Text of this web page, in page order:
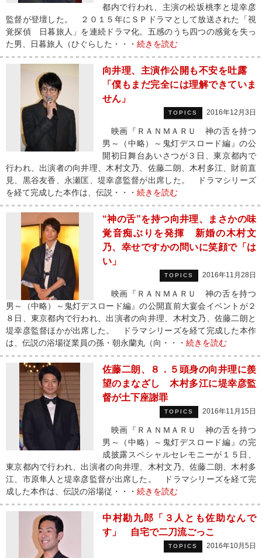
都内で行われ、主演の松坂桃李と堤幸彦
監督が登壇した。 ２０１５年にＳＰドラマとして放送された「視
覚探偵 日暮旅人」を連続ドラマ化。五感のうち四つの感覚を失っ
た男、日暮旅人（ひぐらした・・・ 続きを読む
向井理、主演作公開も不安を吐露
「僕もまだ完全には理解できていま
せん」
TOPICS 2016年12月3日
映画『ＲＡＮＭＡＲＵ 神の舌を持つ
男～（中略）～鬼灯デスロード編』の公
開初日舞台あいさつが３日、東京都内で
行われ、出演者の向井理、木村文乃、佐藤二朗、木村多江、財前直
見、黒谷友香、永瀬匡、堤幸彦監督が出席した。 ドラマシリーズ
を経て完成した本作は、伝説・・・ 続きを読む
“神の舌”を持つ向井理、まさかの味
覚音痴ぶりを発揮 新婚の木村文
乃、幸せですかの問いに笑顔で「は
い」
TOPICS 2016年11月28日
映画『ＲＡＮＭＡＲＵ 神の舌を持つ
男～（中略）～鬼灯デスロード編』の公開直前大宴会イベントが２
８日、東京都内で行われ、出演者の向井理、木村文乃、佐藤二朗と
堤幸彦監督ほかが出席した。 ドラマシリーズを経て完成した本作
は、伝説の浴場従業員の孫・朝永蘭丸（向・・・ 続きを読む
佐藤二朗、８．５頭身の向井理に羨
望のまなざし 木村多江に堤幸彦監
督が土下座謝罪
TOPICS 2016年11月15日
映画『ＲＡＮＭＡＲＵ 神の舌を持つ
男～（中略）～鬼灯デスロード編』の完
成披露スペシャルセレモニーが１５日、
東京都内で行われ、出演者の向井理、木村文乃、佐藤二朗、木村多
江、市原隼人と堤幸彦監督が出席した。 ドラマシリーズを経て完
成した本作は、伝説の浴場従・・・ 続きを読む
中村勘九郎「３人とも佐助なんで
す」 自宅で二刀流ごっこ
TOPICS 2016年10月5日